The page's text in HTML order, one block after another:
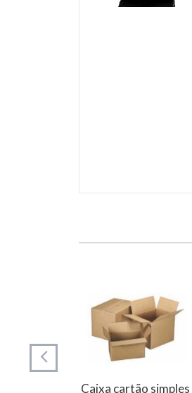
simples
Caixa cartão simples